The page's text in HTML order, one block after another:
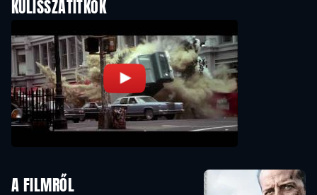
KULISSZATITKOK
A FILMRŐL